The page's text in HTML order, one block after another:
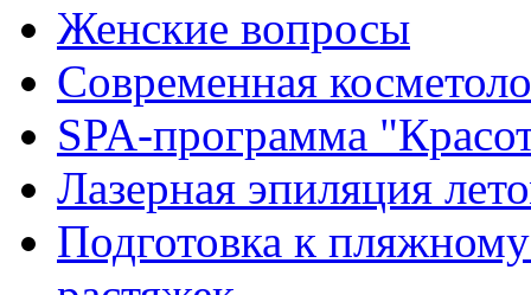
Женские вопросы
Современная
SPA-программа
Лазерная эпиляция
Подготовка к